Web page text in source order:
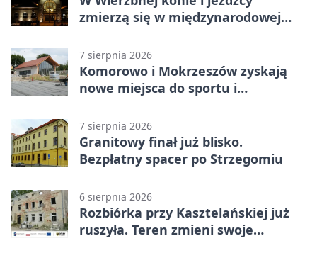
zmierzą się w międzynarodowej
7 sierpnia 2026
Komorowo i Mokrzeszów zyskają
nowe miejsca do sportu i
7 sierpnia 2026
Granitowy finał już blisko.
Bezpłatny spacer po Strzegomiu
6 sierpnia 2026
Rozbiórka przy Kasztelańskiej już
ruszyła. Teren zmieni swoje